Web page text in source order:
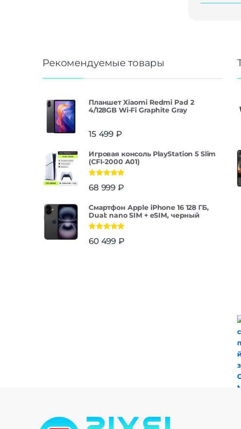
Рекомендуемые товары
Планшет Xiaomi Redmi Pad 2
4/128GB Wi-Fi Graphite Gray
15 499 ₽
Игровая консоль PlayStation 5 Slim
(CFI-2000 A01)
из 5
68 999 ₽
Смартфон Apple iPhone 16 128 ГБ,
Dual: nano SIM + eSIM, черный
из 5
60 499 ₽